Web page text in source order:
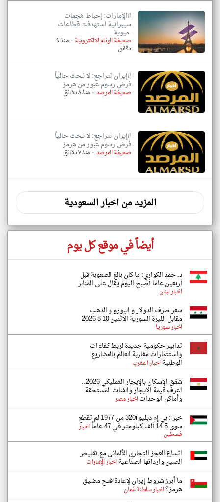
#الإمارات: إحباط هجمات
سيبرانية استهدفت قطاعات
حيوية
صحيفة الوئام الالكترونية - منذ ٩
دقائق
#إيران تتراجع: لا نبحث حالياً
فرض رسوم عبور من هرمز
صحيفة المرصد-منذ ٨ دقائق
#إيران تتراجع: لا نبحث حالياً
فرض رسوم عبور من هرمز
صحيفة المرصد-منذ ٧ دقائق
المزيد من اخبار السعودية
أيضاً في موقع كل يوم
د. حمد الكواري: ما كان بالغ الصعوبة قبل
أربعين عاما أصبح اليوم يقال على المنابر
اخبار لبنان
سعر صرف الدولار و اليورو و الذهب
مقابل الليرة السورية الاثنين 10 8 2026
اخبار سوريا
تدابير حكومية جديدة لربط كفاءات
واستثمارات مغاربة العالم بالمشاريع
الوطنيةاخبار المغرب
شقق الإسكان بالإيجار التمليكي 2026..
اعرف قيمة الإيجار والفئات المستحقة
وأماكن الوحداتاخبار مصر
خبر : بي إم دبليو 320i من 1977 لم تقطع
سوى 14.5 ألف كيلومتر في 47 عاماً اخبار
فلسطين
اتساع العجز التجاري الألماني مع تقليص
الصين وارداتها الصناعيةاخبار الإمارات
ما أبرز شروط إيران لإعادة فتح مضيق
هرمز؟اخبار سلطنة عُمان